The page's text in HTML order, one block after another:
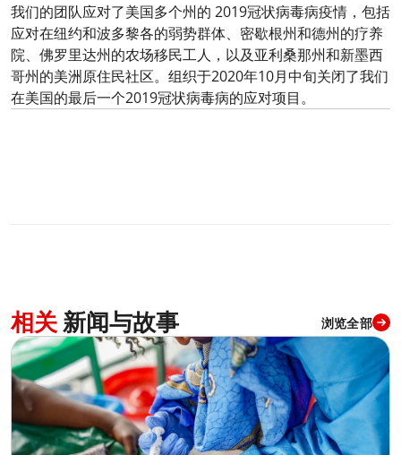
我们的团队应对了美国多个州的 2019冠状病毒病疫情，包括
应对在纽约和波多黎各的弱势群体、密歇根州和德州的疗养
院、佛罗里达州的农场移民工人，以及亚利桑那州和新墨西
哥州的美洲原住民社区。组织于2020年10月中旬关闭了我们
在美国的最后一个2019冠状病毒病的应对项目。
相关 新闻与故事 浏览全部